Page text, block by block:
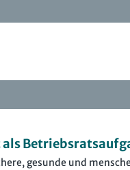
als
gesunde und